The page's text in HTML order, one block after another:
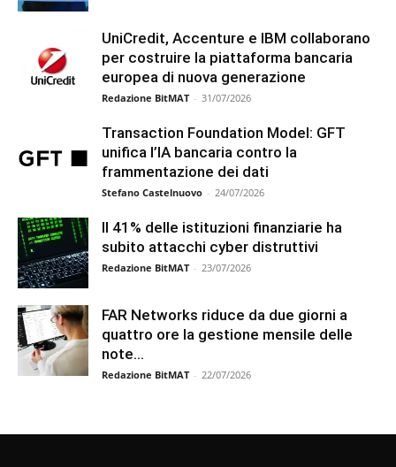
UniCredit, Accenture e IBM collaborano
per costruire la piattaforma bancaria
europea di nuova generazione
Redazione BitMAT - 31/07/2026
Transaction Foundation Model: GFT
unifica l’IA bancaria contro la
frammentazione dei dati
Stefano Castelnuovo - 24/07/2026
Il 41% delle istituzioni finanziarie ha
subito attacchi cyber distruttivi
Redazione BitMAT - 23/07/2026
FAR Networks riduce da due giorni a
quattro ore la gestione mensile delle
note...
Redazione BitMAT - 22/07/2026